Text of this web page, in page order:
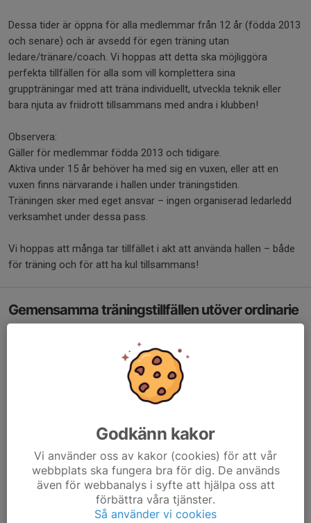
Dessa tider är öppna för alla medlemmar från 12 år (födda 2013
och senare) och är avsedd för egen träning utan
ledare/tränare/coach. Vi hoppas att detta ska möjliggöra
perfekta tillfällen för alla som vill komplettera sina
gruppträningar med att träna individuellt, utveckla teknik eller
bara njuta av friidrott tillsammans med andra i klubben!
Observera:
Gäller för medlemmar födda 2013 och tidigare.
Aktiva under 15 år behöver ha med sig en vuxen, eller att en
vuxen finns närvarande i hallen under träningstiden.
Träningen sker med eget ansvar – ingen organiserad ledarledd
verksamhet under dessa pass.
Vi hoppas att många tar tillfället i akt att använda hallen – både
för träning och för att ha kul tillsammans!
Gemensamma träningstillfällen utöver ordinarie
grupper
kl 18.00-20.00 (Fåglarö) Hoppträning med Patrik för
kl 18.30-20.15 Konditionsträning för födda 2014 och
äldre med Johan och Magnus, samling vid Hackstastugan
och äldre med Johan och Lars
Terminstider
VT2025
Sportlov v9, Påsklov 14/4-21/4, 1 maj, Kristihimmel 29/5-
1/6 ingen träning om detta inte meddelas av respektive
Godkänn kakor
Vi använder oss av kakor (cookies) för att vår
webbplats ska fungera bra för dig. De används
även för webbanalys i syfte att hjälpa oss att
förbättra våra tjänster.
Så använder vi cookies